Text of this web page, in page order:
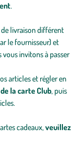
.
livraison différent
le fournisseur) et
invitons à passer
articles et régler en
la carte Club, puis
cadeaux,veuillez